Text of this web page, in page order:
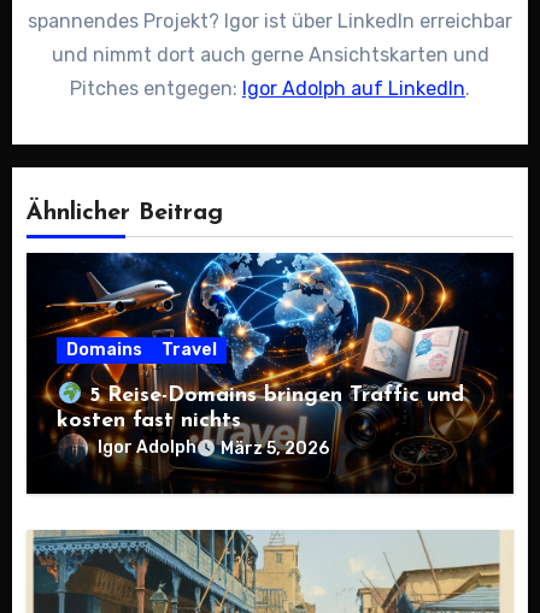
spannendes Projekt? Igor ist über LinkedIn erreichbar
und nimmt dort auch gerne Ansichtskarten und
Pitches entgegen: Igor Adolph auf LinkedIn.
Ähnlicher Beitrag
Domains Travel
5 Reise-Domains bringen Traffic und
kosten fast nichts
Igor Adolph März 5, 2026